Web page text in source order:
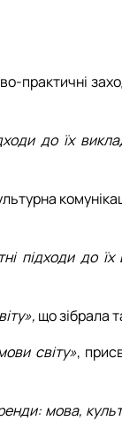
практичні
до їх
підходи до
що зібрала
світу»,
мова,